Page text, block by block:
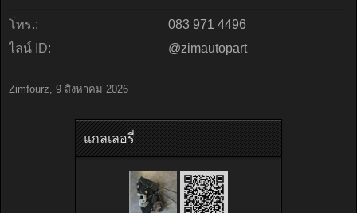
โทร.:
083 971 4496
ไลน์ ID:
@zimautopart
Zimfourz, 9 สิงหาคม 2026
แกลเลอรี่